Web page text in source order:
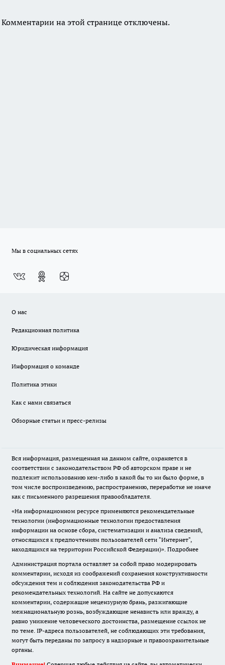
Комментарии на этой странице отключены.
Мы в социальных сетях
О нас
Редакционная политика
Юридическая информация
Информация о команде
Политика этики
Как с нами связаться
Обзорные статьи и пресс-релизы
Вся информация, размещенная на данном сайте, охраняется в
соответствии с законодательством РФ об авторском праве и не
подлежит использованию кем-либо в какой бы то ни было форме, в
том числе воспроизведению, распространению, переработке не иначе
как с письменного разрешения правообладателя.
«На информационном ресурсе применяются рекомендательные
технологии (информационные технологии предоставления
информации на основе сбора, систематизации и анализа сведений,
относящихся к предпочтениям пользователей сети "Интернет",
находящихся на территории Российской Федерации)». Подробнее
Администрация портала оставляет за собой право модерировать
комментарии, исходя из соображений сохранения конструктивности
обсуждения тем и соблюдения законодательства РФ и
рекомендательных технологий. На сайте не допускаются
комментарии, содержащие нецензурную брань, разжигающие
межнациональную рознь, возбуждающие ненависть или вражду, а
равно унижение человеческого достоинства, размещение ссылок не
по теме. IP-адреса пользователей, не соблюдающих эти требования,
могут быть переданы по запросу в надзорные и правоохранительные
органы.